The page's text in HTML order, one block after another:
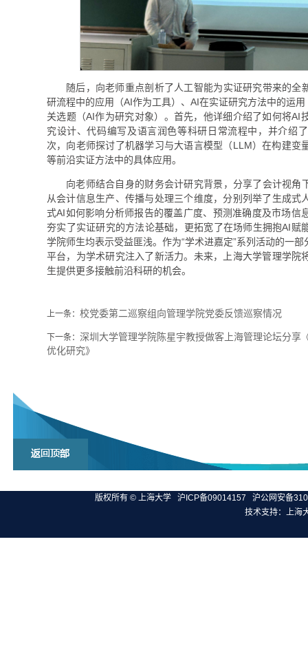
随后，向老师重点剖析了人工智能为实证研究带来的全
研流程中的应用（AI作为工具）、AI在实证研究方法中的运
关选题（AI作为研究对象）。首先，他详细介绍了如何将AI
究设计、代码编写及语言润色等科研日常流程中，并介绍
次，向老师探讨了机器学习与大语言模型（LLM）在构建变
等前沿实证方法中的具体应用。
向老师结合自身的财务会计研究背景，分享了会计视角
从会计信息生产、传播与处理三个维度，分别列举了生成式
式AI如何影响分析师报告的覆盖广度、预测准确度及市场信
夯实了实证研究的方法论基础，更拓宽了在场师生拥抱AI赋
学院师生均表示受益匪浅。作为“学术进嘉定”系列活动的一
平台，为学术研究注入了新活力。未来，上海大学管理学院
生提供更多接触前沿科研的机会。
上一条： 校党委第二巡察组向管理学院党委反馈巡察情况
下一条： 深圳大学管理学院陈星宇教授做客上海管理论坛分享
优化研究》
版权所有 © 上海大学 沪ICP备09014157
沪公网安备
技术支持：上海